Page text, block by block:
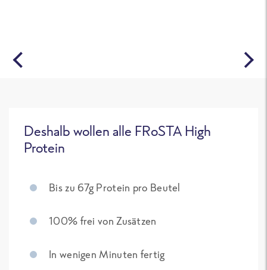
Deshalb wollen alle FRoSTA High
Protein
Bis zu 67g Protein pro Beutel
100% frei von Zusätzen
In wenigen Minuten fertig